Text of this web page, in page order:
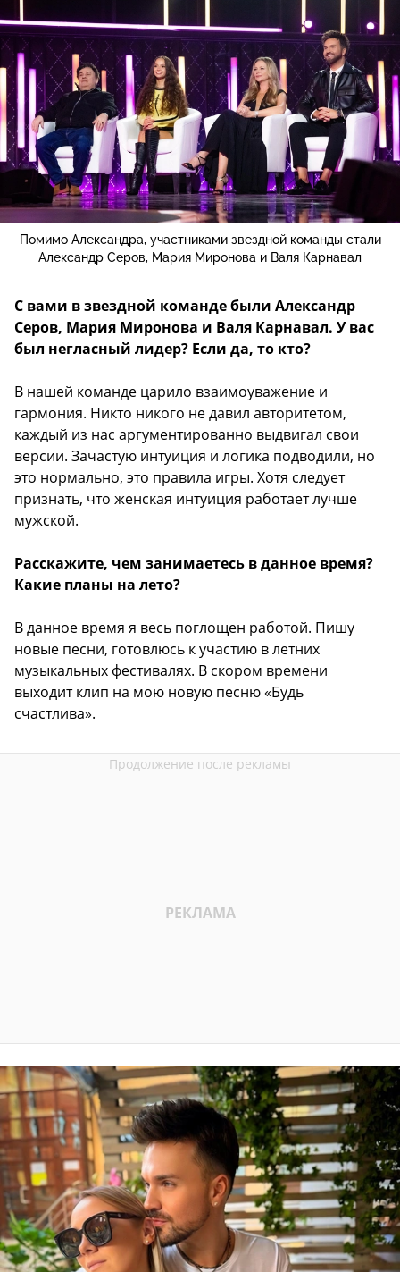
Помимо Александра, участниками звездной команды стали
Александр Серов, Мария Миронова и Валя Карнавал
С вами в звездной команде были Александр
Серов, Мария Миронова и Валя Карнавал. У вас
был негласный лидер? Если да, то кто?
В нашей команде царило взаимоуважение и
гармония. Никто никого не давил авторитетом,
каждый из нас аргументированно выдвигал свои
версии. Зачастую интуиция и логика подводили, но
это нормально, это правила игры. Хотя следует
признать, что женская интуиция работает лучше
мужской.
Расскажите, чем занимаетесь в данное время?
Какие планы на лето?
В данное время я весь поглощен работой. Пишу
новые песни, готовлюсь к участию в летних
музыкальных фестивалях. В скором времени
выходит клип на мою новую песню «Будь
счастлива».